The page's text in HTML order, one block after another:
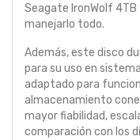
Seagate IronWolf
manejarlo todo.
Además, este disco
para su uso en
adaptado para
almacenamiento
mayor fiabilidad,
comparación con los